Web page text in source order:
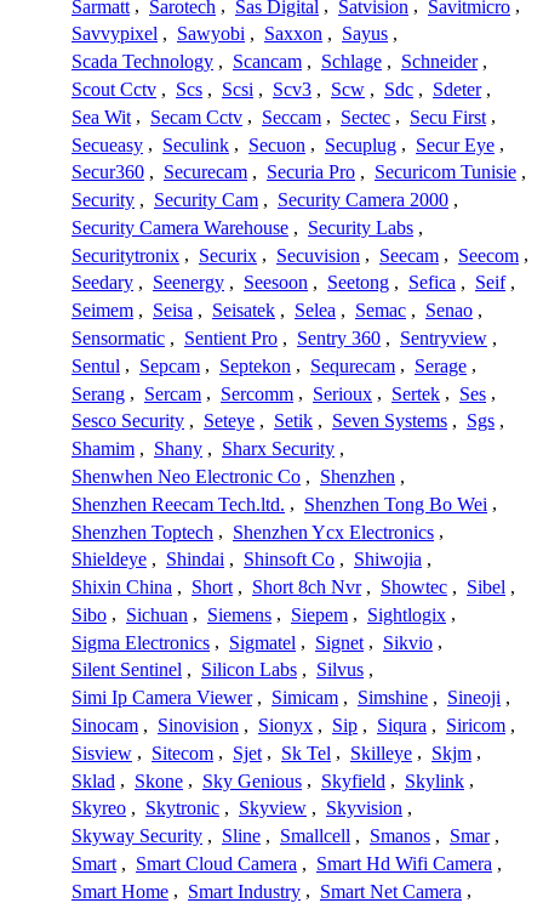
Sarmatt , Sarotech , Sas Digital , Satvision , Savitmicro ,
Savvypixel , Sawyobi , Saxxon , Sayus ,
Scada Technology , Scancam , Schlage , Schneider ,
Scout Cctv , Scs , Scsi , Scv3 , Scw , Sdc , Sdeter ,
Sea Wit , Secam Cctv , Seccam , Sectec , Secu First ,
Secueasy , Seculink , Secuon , Secuplug , Secur Eye ,
Secur360 , Securecam , Securia Pro , Securicom Tunisie ,
Security , Security Cam , Security Camera 2000 ,
Security Camera Warehouse , Security Labs ,
Securitytronix , Securix , Secuvision , Seecam , Seecom ,
Seedary , Seenergy , Seesoon , Seetong , Sefica , Seif ,
Seimem , Seisa , Seisatek , Selea , Semac , Senao ,
Sensormatic , Sentient Pro , Sentry 360 , Sentryview ,
Sentul , Sepcam , Septekon , Sequrecam , Serage ,
Serang , Sercam , Sercomm , Serioux , Sertek , Ses ,
Sesco Security , Seteye , Setik , Seven Systems , Sgs ,
Shamim , Shany , Sharx Security ,
Shenwhen Neo Electronic Co , Shenzhen ,
Shenzhen Reecam Tech.ltd. , Shenzhen Tong Bo Wei ,
Shenzhen Toptech , Shenzhen Ycx Electronics ,
Shieldeye , Shindai , Shinsoft Co , Shiwojia ,
Shixin China , Short , Short 8ch Nvr , Showtec , Sibel ,
Sibo , Sichuan , Siemens , Siepem , Sightlogix ,
Sigma Electronics , Sigmatel , Signet , Sikvio ,
Silent Sentinel , Silicon Labs , Silvus ,
Simi Ip Camera Viewer , Simicam , Simshine , Sineoji ,
Sinocam , Sinovision , Sionyx , Sip , Siqura , Siricom ,
Sisview , Sitecom , Sjet , Sk Tel , Skilleye , Skjm ,
Sklad , Skone , Sky Genious , Skyfield , Skylink ,
Skyreo , Skytronic , Skyview , Skyvision ,
Skyway Security , Sline , Smallcell , Smanos , Smar ,
Smart , Smart Cloud Camera , Smart Hd Wifi Camera ,
Smart Home , Smart Industry , Smart Net Camera ,